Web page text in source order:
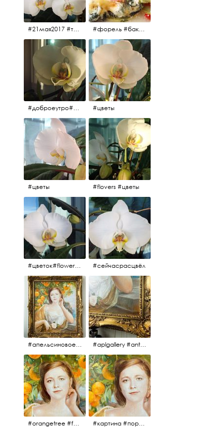
#21мая2017 #трио #цветы #форель #баклажаны #помидоры #завтрак
#доброеутро#май#солнце#цветы #майсолнцецветы #цветы
#цветы #flovers #цветы
#цветок#flowers #💜🌸 #сейчасрасцвёл
#апельсиновоедерево #плодородие #изобилие #картина #портрет #живопись #девушка #апельсиновоедерево #плодородие #рама #антикварнаярама #антиквариат #antiques #abundance #aplgallery #portrait #painting #frame #fertility #orangetree @aplgallery #aplgallery #antiques #painting #portrait #frame #antiqueframe #abundance #fertility #orangetree #антиквариат#картина#фрагмент #живопись #улыбка #девушка #портрет #рама #антикварнаярама #изобилие #плодородие #апельсиновоедерево
#orangetree #fertility #abundance #portrait #painting #живопись #портрет #картина #девушка #улыбка #aplgallery #картина #портрет #живопись #апельсиновоедерево # девушка #улыбка #изобилие #плодородие #painting #portrait #abundance #fertility #orangetree #aplgallery